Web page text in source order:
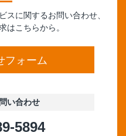
スに関するお問い合わせ、
はこちらから。
フォーム
い合わせ
5894